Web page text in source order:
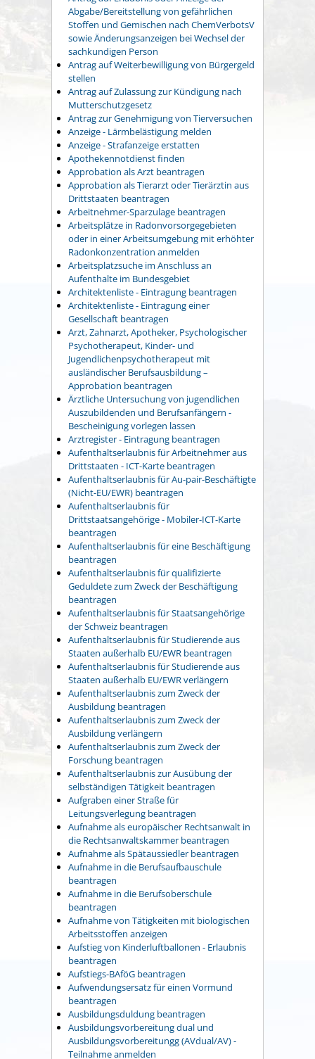
Abgabe/Bereitstellung von gefährlichen
Stoffen und Gemischen nach ChemVerbotsV
sowie Änderungsanzeigen bei Wechsel der
sachkundigen Person
Antrag auf Weiterbewilligung von Bürgergeld
stellen
Antrag auf Zulassung zur Kündigung nach
Mutterschutzgesetz
Antrag zur Genehmigung von Tierversuchen
Anzeige - Lärmbelästigung melden
Anzeige - Strafanzeige erstatten
Apothekennotdienst finden
Approbation als Arzt beantragen
Approbation als Tierarzt oder Tierärztin aus
Drittstaaten beantragen
Arbeitnehmer-Sparzulage beantragen
Arbeitsplätze in Radonvorsorgegebieten
oder in einer Arbeitsumgebung mit erhöhter
Radonkonzentration anmelden
Arbeitsplatzsuche im Anschluss an
Aufenthalte im Bundesgebiet
Architektenliste - Eintragung beantragen
Architektenliste - Eintragung einer
Gesellschaft beantragen
Arzt, Zahnarzt, Apotheker, Psychologischer
Psychotherapeut, Kinder- und
Jugendlichenpsychotherapeut mit
ausländischer Berufsausbildung –
Approbation beantragen
Ärztliche Untersuchung von jugendlichen
Auszubildenden und Berufsanfängern -
Bescheinigung vorlegen lassen
Arztregister - Eintragung beantragen
Aufenthaltserlaubnis für Arbeitnehmer aus
Drittstaaten - ICT-Karte beantragen
Aufenthaltserlaubnis für Au-pair-Beschäftigte
(Nicht-EU/EWR) beantragen
Aufenthaltserlaubnis für
Drittstaatsangehörige - Mobiler-ICT-Karte
beantragen
Aufenthaltserlaubnis für eine Beschäftigung
beantragen
Aufenthaltserlaubnis für qualifizierte
Geduldete zum Zweck der Beschäftigung
beantragen
Aufenthaltserlaubnis für Staatsangehörige
der Schweiz beantragen
Aufenthaltserlaubnis für Studierende aus
Staaten außerhalb EU/EWR beantragen
Aufenthaltserlaubnis für Studierende aus
Staaten außerhalb EU/EWR verlängern
Aufenthaltserlaubnis zum Zweck der
Ausbildung beantragen
Aufenthaltserlaubnis zum Zweck der
Ausbildung verlängern
Aufenthaltserlaubnis zum Zweck der
Forschung beantragen
Aufenthaltserlaubnis zur Ausübung der
selbständigen Tätigkeit beantragen
Aufgraben einer Straße für
Leitungsverlegung beantragen
Aufnahme als europäischer Rechtsanwalt in
die Rechtsanwaltskammer beantragen
Aufnahme als Spätaussiedler beantragen
Aufnahme in die Berufsaufbauschule
beantragen
Aufnahme in die Berufsoberschule
beantragen
Aufnahme von Tätigkeiten mit biologischen
Arbeitsstoffen anzeigen
Aufstieg von Kinderluftballonen - Erlaubnis
beantragen
Aufstiegs-BAföG beantragen
Aufwendungsersatz für einen Vormund
beantragen
Ausbildungsduldung beantragen
Ausbildungsvorbereitung dual und
Ausbildungsvorbereitungg (AVdual/AV) -
Teilnahme anmelden